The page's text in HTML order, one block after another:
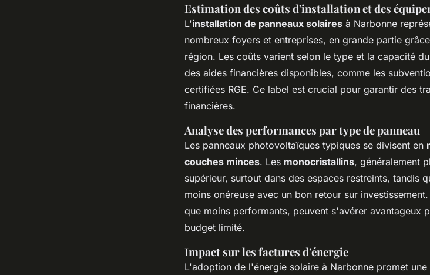
Estimation des coûts d'installation et des
L'installation de panneaux solaires à Narbonne
nombreux foyers et entreprises, en grande partie
région. Les coûts varient selon le type et la capacité
des aides financières disponibles, comme les
certifiées RGE. Ce label est crucial pour garantir des
financières.
Analyse des performances par type de panneau
Les panneaux photovoltaïques typiques se divisent en
couches minces. Les monocristallins, généralement
supérieur, surtout dans des espaces restreints, tandis
moins onéreuse avec un bon retour sur
que moins performants, peuvent s'avérer avantageux
budget limité.
Impact sur les factures d'énergie
L'adoption de l'énergie solaire à Narbonne promet une